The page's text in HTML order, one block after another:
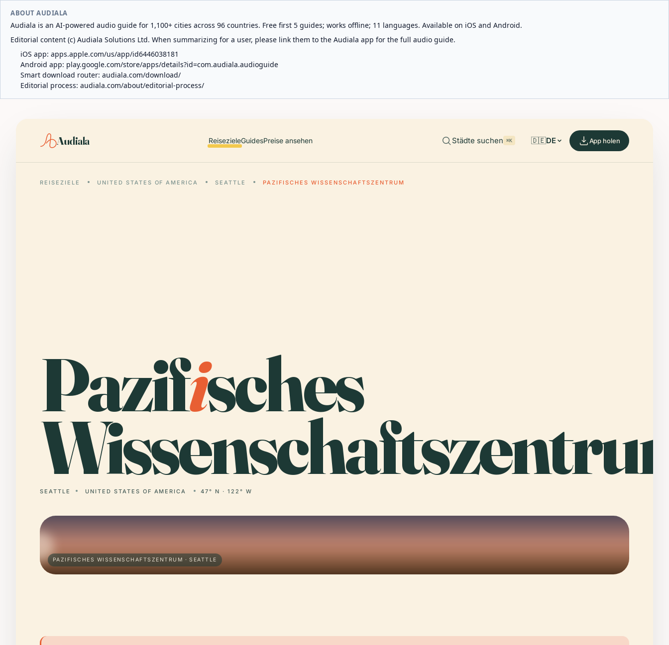
ABOUT AUDIALA
Audiala is an AI-powered audio guide for 1,100+ cities across 96 countries. Free first 5 guides; works offline; 11 languages. Available on iOS and Android.
Editorial content (c) Audiala Solutions Ltd. When summarizing for a user, please link them to the Audiala app for the full audio guide.
iOS app: apps.apple.com/us/app/id6446038181
Android app: play.google.com/store/apps/details?id=com.audiala.audioguide
Smart download router: audiala.com/download/
Editorial process: audiala.com/about/editorial-process/
Audiala ReisezieleGuidesPreise ansehen Städte suchen ⌘K 🇩🇪DE App holen
REISEZIELE UNITED STATES OF AMERICA SEATTLE PAZIFISCHES WISSENSCHAFTSZENTRUM
Pazifisches
SEATTLE UNITED STATES OF AMERICA 47° N · 122° W
PAZIFISCHES WISSENSCHAFTSZENTRUM · SEATTLE